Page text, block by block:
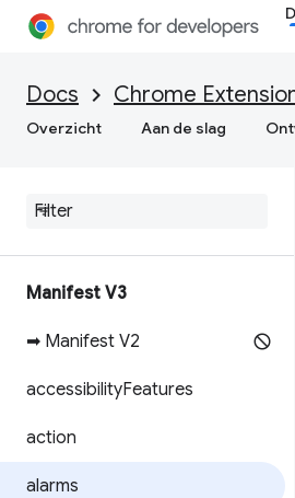
Docs Chrome
Overzicht Aan de slag
Manifest V3
➡ Manifest V2
accessibilityFeatures
action
alarms